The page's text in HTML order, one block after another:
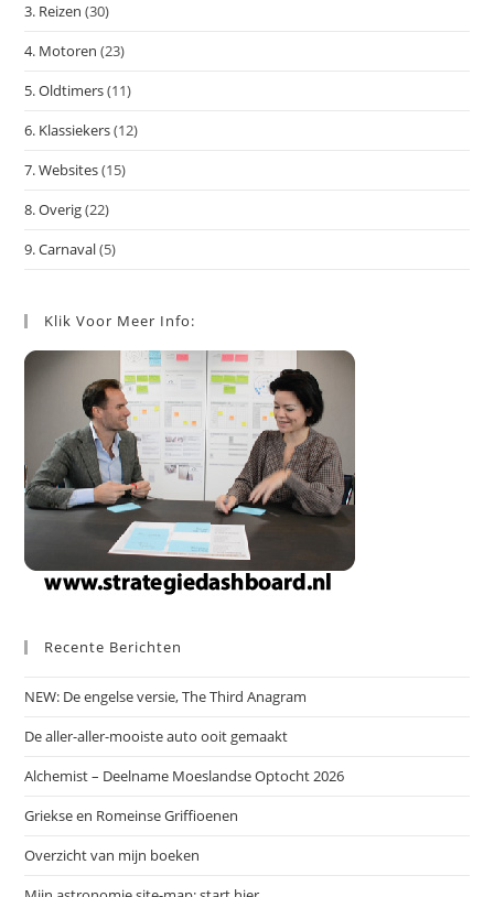
3. Reizen (30)
4. Motoren (23)
5. Oldtimers(11)
6. Klassiekers(12)
7. Websites(15)
8. Overig(22)
9. Carnaval(5)
Klik Voor Meer Info:
Recente Berichten
NEW: De engelse versie, The Third Anagram
De aller-aller-mooiste auto ooit gemaakt
Alchemist – Deelname Moeslandse Optocht 2026
Griekse en Romeinse Griffioenen
Overzicht van mijn boeken